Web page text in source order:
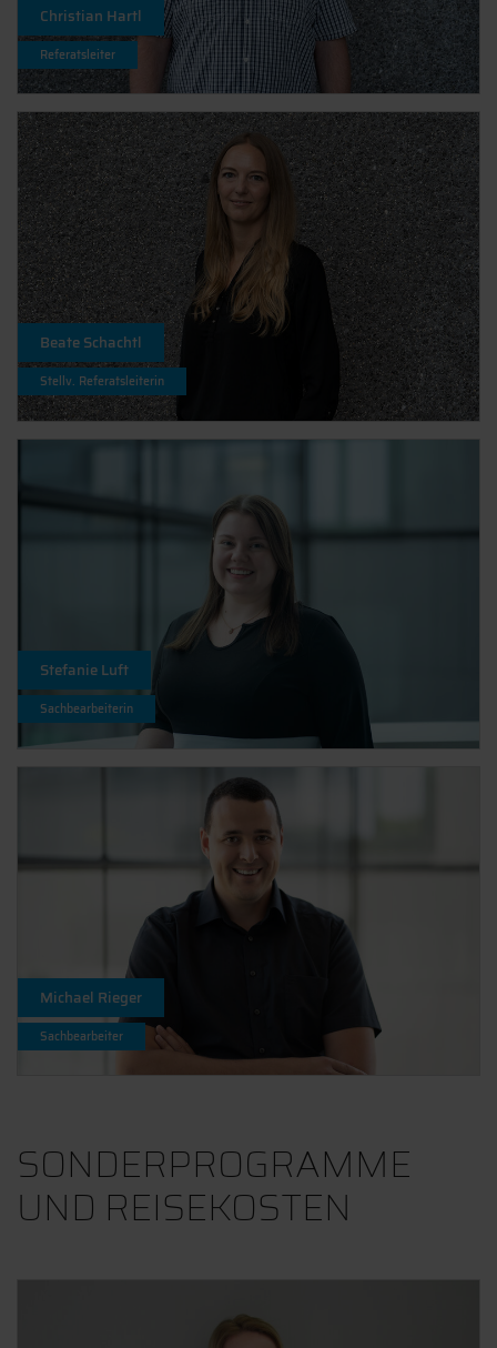
Christian Hartl
Referatsleiter
Beate Schachtl
Stellv. Referatsleiterin
Stefanie Luft
Sachbearbeiterin
Michael Rieger
Sachbearbeiter
SONDERPROGRAMME
UND REISEKOSTEN